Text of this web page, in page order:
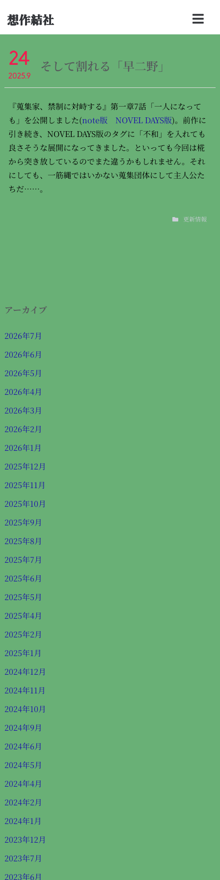
想作結社
24
2025.9
そして割れる「早二野」
『蒐集家、禁制に対峙する』第一章7話「一人になって
も」を公開しました(note版 NOVEL DAYS版)。前作に
引き続き、NOVEL DAYS版のタグに「不和」を入れても
良さそうな展開になってきました。といっても今回は椛
から突き放しているのでまた違うかもしれません。それ
にしても、一筋縄ではいかない蒐集団体にして主人公た
ちだ……。
更新情報
アーカイブ
2026年7月
2026年6月
2026年5月
2026年4月
2026年3月
2026年2月
2026年1月
2025年12月
2025年11月
2025年10月
2025年9月
2025年8月
2025年7月
2025年6月
2025年5月
2025年4月
2025年2月
2025年1月
2024年12月
2024年11月
2024年10月
2024年9月
2024年6月
2024年5月
2024年4月
2024年2月
2024年1月
2023年12月
2023年7月
2023年6月